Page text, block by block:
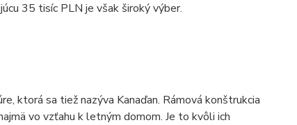
35 tisíc PLN je však široký výber.
ktorá sa tiež nazýva Kanaďan. Rámová konštrukcia
vo vzťahu k letným domom. Je to kvôli ich